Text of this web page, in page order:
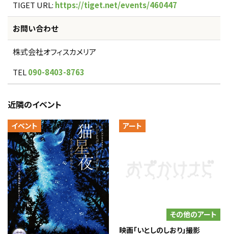
TIGET URL: https://tiget.net/events/460447
お問い合わせ
株式会社オフィスカメリア
TEL090-8403-8763
近隣のイベント
イベント アート
その他のアート
映画「いとしのしおり」撮影